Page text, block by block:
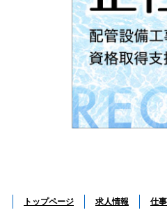
トップページ 求人情報 仕